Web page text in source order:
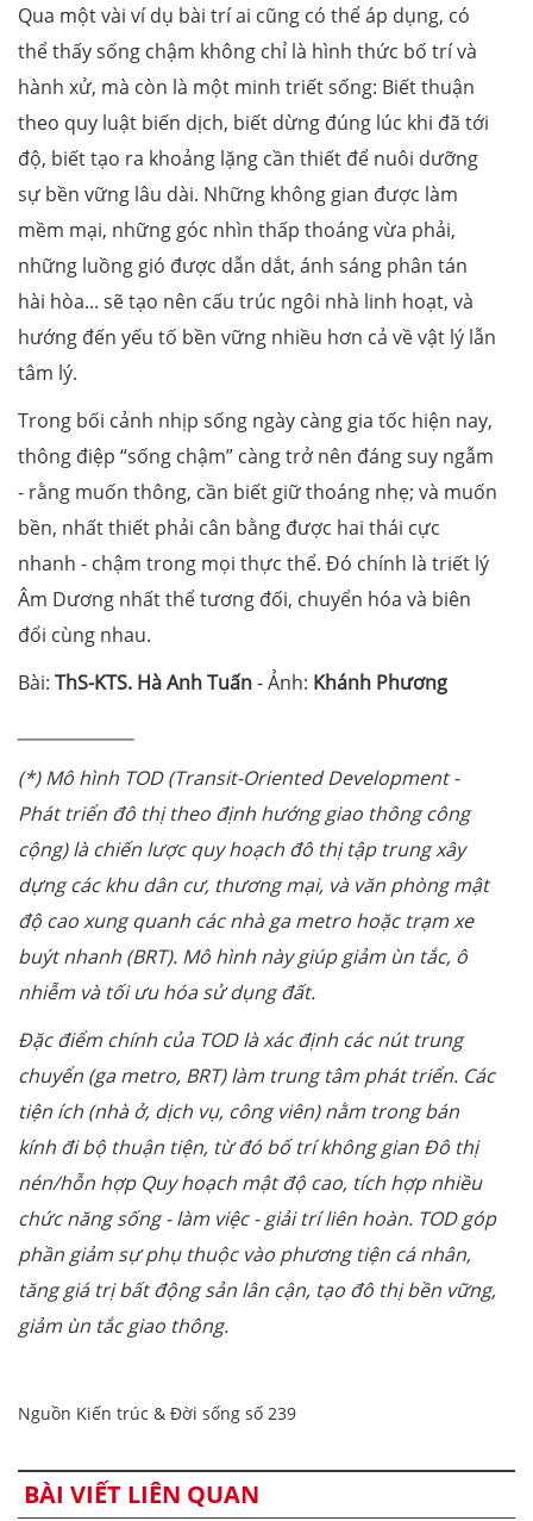
Qua một vài ví dụ bài trí ai cũng có thể áp dụng, có
thể thấy sống chậm không chỉ là hình thức bố trí và
hành xử, mà còn là một minh triết sống: Biết thuận
theo quy luật biến dịch, biết dừng đúng lúc khi đã tới
độ, biết tạo ra khoảng lặng cần thiết để nuôi dưỡng
sự bền vững lâu dài. Những không gian được làm
mềm mại, những góc nhìn thấp thoáng vừa phải,
những luồng gió được dẫn dắt, ánh sáng phân tán
hài hòa... sẽ tạo nên cấu trúc ngôi nhà linh hoạt, và
hướng đến yếu tố bền vững nhiều hơn cả về vật lý lẫn
tâm lý.
Trong bối cảnh nhịp sống ngày càng gia tốc hiện nay,
thông điệp “sống chậm” càng trở nên đáng suy ngẫm
- rằng muốn thông, cần biết giữ thoáng nhẹ; và muốn
bền, nhất thiết phải cân bằng được hai thái cực
nhanh - chậm trong mọi thực thể. Đó chính là triết lý
Âm Dương nhất thể tương đối, chuyển hóa và biên
đổi cùng nhau.
Bài: ThS-KTS. Hà Anh Tuấn- Ảnh: Khánh Phương
(*) Mô hình TOD (Transit-Oriented Development -
Phát triển đô thị theo định hướng giao thông công
cộng) là chiến lược quy hoạch đô thị tập trung xây
dựng các khu dân cư, thương mại, và văn phòng mật
độ cao xung quanh các nhà ga metro hoặc trạm xe
buýt nhanh (BRT). Mô hình này giúp giảm ùn tắc, ô
nhiễm và tối ưu hóa sử dụng đất.
Đặc điểm chính của TOD là xác định các nút trung
chuyển (ga metro, BRT) làm trung tâm phát triển. Các
tiện ích (nhà ở, dịch vụ, công viên) nằm trong bán
kính đi bộ thuận tiện, từ đó bố trí không gian Đô thị
nén/hỗn hợp Quy hoạch mật độ cao, tích hợp nhiều
chức năng sống - làm việc - giải trí liên hoàn. TOD góp
phần giảm sự phụ thuộc vào phương tiện cá nhân,
tăng giá trị bất động sản lân cận, tạo đô thị bền vững,
giảm ùn tắc giao thông.
Nguồn Kiến trúc & Đời sống số 239
BÀI VIẾT LIÊN QUAN